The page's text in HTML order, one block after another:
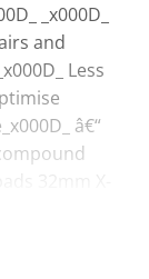
_x000D_
and
Less
â€“
and
2500-